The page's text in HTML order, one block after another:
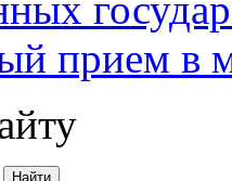
прием в